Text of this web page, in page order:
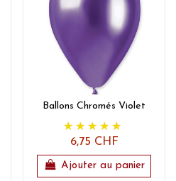
Ballons Chromés Violet
6,75 CHF
Ajouter au panier